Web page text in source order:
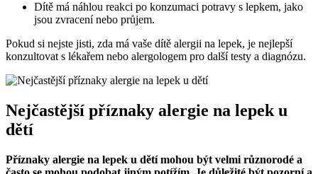
Dítě má náhlou reakci po konzumaci potravy s lepkem, jako
jsou zvracení nebo průjem.
Pokud si nejste jisti, zda má vaše dítě alergii na lepek, je nejlepší
konzultovat s lékařem nebo alergologem pro další testy a diagnózu.
Nejčastější příznaky alergie na lepek u
dětí
Příznaky alergie na lepek u dětí mohou být velmi různorodé a